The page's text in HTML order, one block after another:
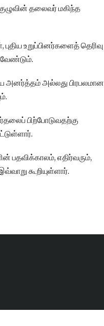
தலைவர் மகிந்த
உறுப்பினர்களைத் தெரிவு
அனர்த்தம் அல்லது பிரபலமான
பிற்போடுவதற்கு
பதவிக்காலம், எதிர்வரும்,
கூறியுள்ளார்.